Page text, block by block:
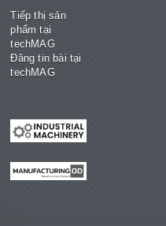
Tiếp thị sản
phẩm tại
techMAG
Đăng tin bài tại
techMAG